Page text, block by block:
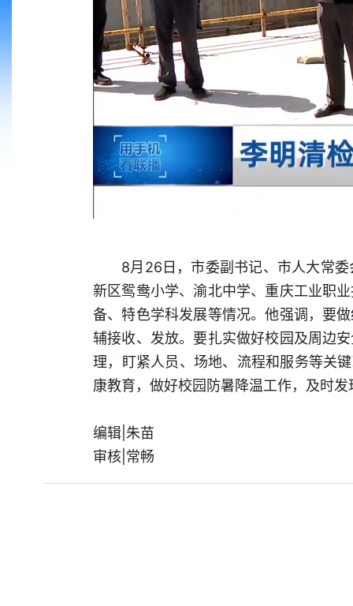
8月26日，市委副书记、市人大常
新区鸳鸯小学、渝北中学、重庆工业职
备、特色学科发展等情况。他强调，要
辅接收、发放。要扎实做好校园及周边
理，盯紧人员、场地、流程和服务等关
康教育，做好校园防暑降温工作，及时
编辑|朱苗
审核|常畅